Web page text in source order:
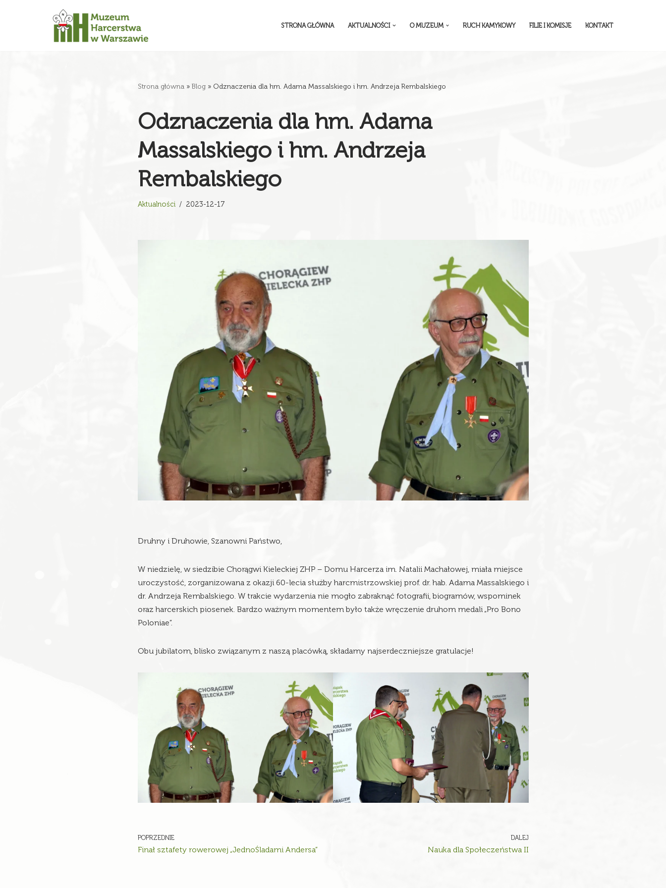
STRONA GŁÓWNA AKTUALNOŚCI O MUZEUM RUCH KAMYKOWY FILIE I KOMISJE KONTAKT
Strona główna» Blog» Odznaczenia dla hm. Adama Massalskiego i hm. Andrzeja Rembalskiego
Odznaczenia dla hm. Adama
Massalskiego i hm. Andrzeja
Rembalskiego
Aktualności 2023-12-17
Druhny i Druhowie, Szanowni Państwo,
W niedzielę, w siedzibie Chorągwi Kieleckiej ZHP – Domu Harcerza im. Natalii Machałowej, miała miejsce
uroczystość, zorganizowana z okazji 60-lecia służby harcmistrzowskiej prof. dr. hab. Adama Massalskiego i
dr. Andrzeja Rembalskiego. W trakcie wydarzenia nie mogło zabraknąć fotografii, biogramów, wspominek
oraz harcerskich piosenek. Bardzo ważnym momentem było także wręczenie druhom medali „Pro Bono
Poloniae”.
Obu jubilatom, blisko związanym z naszą placówką, składamy najserdeczniejsze gratulacje!
POPRZEDNIE
Finał sztafety rowerowej „JednoŚladami Andersa”
DALEJ
Nauka dla Społeczeństwa II